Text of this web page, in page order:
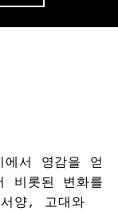
서 영감을 얻
비롯된 변화를
양, 고대와